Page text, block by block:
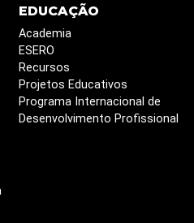
EDUCAÇÃO
Academia
ESERO
Recursos
Projetos Educativos
Programa Internacional de
Desenvolvimento Profissional